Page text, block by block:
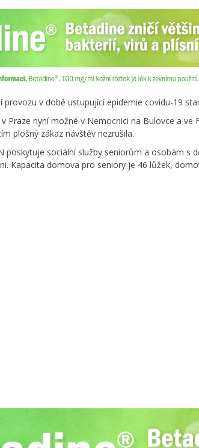
provozu v době ustupující epidemie covidu-19
Praze nyní možné v Nemocnici na Bulovce a ve
plošný zákaz návštěv nezrušila.
poskytuje sociální služby seniorům a osobám s
Kapacita domova pro seniory je 46 lůžek,